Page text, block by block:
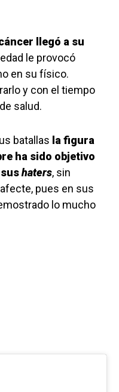
llegó a su
le provocó
en su físico.
y con el tiempo
salud.
batallas la figura
ha sido objetivo
haters, sin
pues en sus
lo mucho